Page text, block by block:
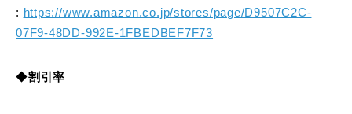
: https://www.amazon.co.jp/stores/page/D9507C2C-
07F9-48DD-992E-1FBEDBEF7F73
◆割引率